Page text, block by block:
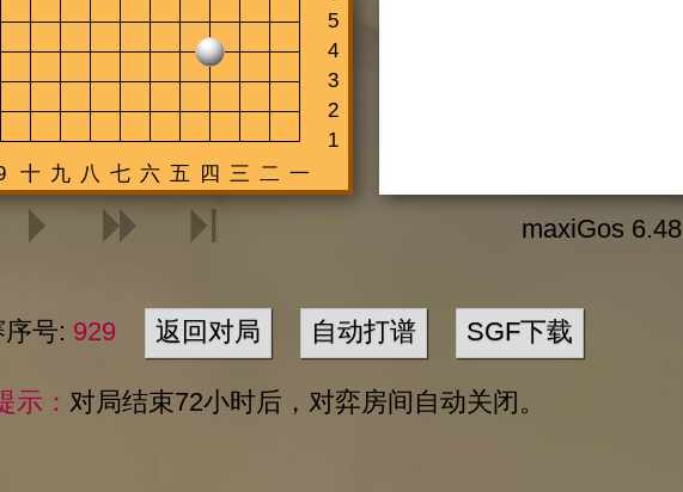
maxiGos 6.48
号: 929 返回对局 自动打谱 SGF下载
示： 对局结束72小时后，对弈房间自动关闭。